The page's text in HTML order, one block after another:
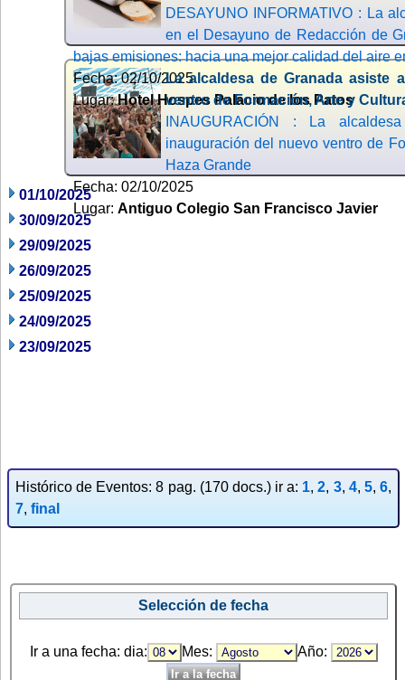
DESAYUNO INFORMATIVO : La
en el Desayuno de Redacción de
bajas emisiones: hacia una mejor calidad del aire
Fecha: 02/10/2025
Lugar:Hotel Hospes Palacio de los Patos
La alcaldesa de Granada asiste
ventro de Formación, Arte y
INAUGURACIÓN : La
inauguración del nuevo ventro de
Haza Grande
Fecha: 02/10/2025
Lugar: Antiguo Colegio San Francisco Javier
01/10/2025
30/09/2025
29/09/2025
26/09/2025
25/09/2025
24/09/2025
23/09/2025
Histórico de Eventos: 8 pag. (170 docs.) ir a: 1,2, 3, 4, 5,6,
7, final
Selección de fecha
Ir a una fecha: dia: Mes: Año: